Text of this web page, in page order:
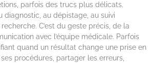
parfois des trucs plus délicats.
diagnostic, au dépistage, au suivi
C’est du geste précis, de la
avec l’équipe médicale. Parfois
quand un résultat change une prise en
procédures, partager les erreurs,